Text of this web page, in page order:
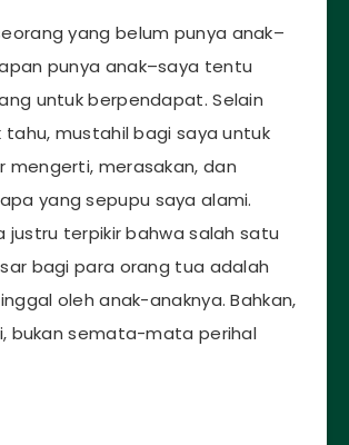
yang belum punya anak–
punya anak–saya tentu
untuk berpendapat. Selain
tahu, mustahil bagi saya untuk
mengerti, merasakan, dan
yang sepupu saya alami.
justru terpikir bahwa salah satu
bagi para orang tua adalah
oleh anak-anaknya. Bahkan,
bukan semata-mata perihal